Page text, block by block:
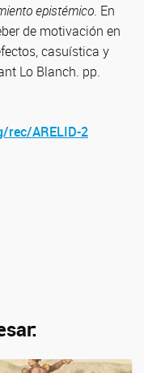
epistémico. En
de motivación en
casuística y
Lo Blanch. pp.
rec/ARELID-2
Twitter